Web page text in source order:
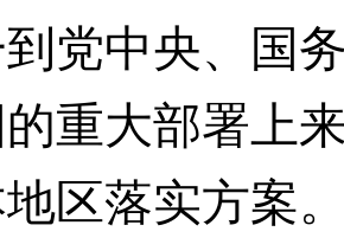
党中央、国
重大部署上
区落实方案